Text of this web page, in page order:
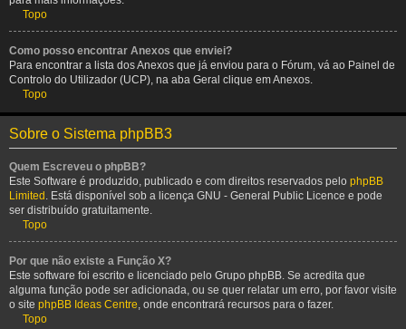
Topo
Como posso encontrar Anexos que enviei?
Para encontrar a lista dos Anexos que já enviou para o Fórum, vá ao Painel de
Controlo do Utilizador (UCP), na aba Geral clique em Anexos.
Topo
Sobre o Sistema phpBB3
Quem Escreveu o phpBB?
Este Software é produzido, publicado e com direitos reservados pelo phpBB
Limited . Está disponível sob a licença GNU - General Public Licence e pode
ser distribuído gratuitamente.
Topo
Por que não existe a Função X?
Este software foi escrito e licenciado pelo Grupo phpBB. Se acredita que
alguma função pode ser adicionada, ou se quer relatar um erro, por favor visite
o site phpBB Ideas Centre, onde encontrará recursos para o fazer.
Topo